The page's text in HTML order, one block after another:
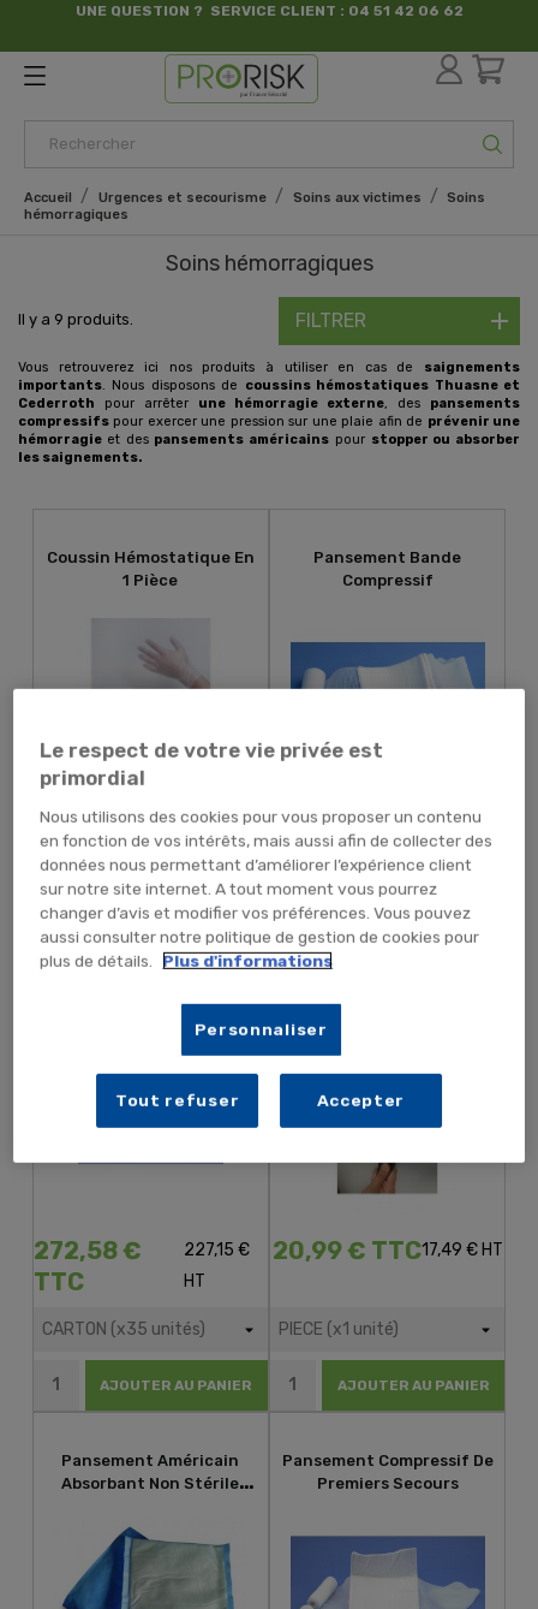
UNE QUESTION ? SERVICE CLIENT : 04 51 42 06 62
par France Sécurité
Accueil Urgences et secourisme Soins aux victimes
Soins
hémorragiques
Soins hémorragiques
FILTRER
Il y a 9 produits.
Vous retrouverez ici nos produits à utiliser en cas de saignements
importants . Nous disposons de coussins hémostatiques Thuasne et
Cederroth pour arrêter une hémorragie externe , des pansements
compressifs pour exercer une pression sur une plaie afin de prévenir une
hémorragie et des pansements américains pour stopper ou absorber
les saignements.
Coussin Hémostatique En
1 Pièce
7,79 € TTC 6,49 € HT
AJOUTER AU PANIER
Pansement Bande
Compressif
9,59 € TTC7,99 € HT
AJOUTER AU PANIER
272,58 €
TTC
227,15 €
HT
AJOUTER AU PANIER
20,99 € TTC17,49 € HT
AJOUTER AU PANIER
Pansement Américain
Absorbant Non Stérile
Pansement Compressif De
Premiers Secours
Le respect de votre vie privée est
primordial
Nous utilisons des cookies pour vous proposer un contenu
en fonction de vos intérêts, mais aussi afin de collecter des
données nous permettant d’améliorer l’expérience client
sur notre site internet. A tout moment vous pourrez
changer d’avis et modifier vos préférences. Vous pouvez
aussi consulter notre politique de gestion de cookies pour
plus de détails.
Plus d'informations
Personnaliser
Tout refuser Accepter